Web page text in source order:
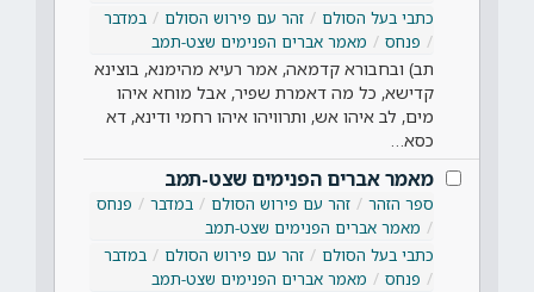
כתבי בעל הסולם
זהר עם פירוש הסולם
במדבר
פנחס
מאמר אברים הפנימים שצט-תמב
תב) ובחבורא קדמאה, אמר רעיא מהימנא, בוצינא
קדישא, כל מה דאמרת שפיר, אבל מוחא איהו
מים, לב איהו אש, ותרוויהו איהו רחמי ודינא, דא
כסא…
מאמר אברים הפנימים שצט-תמב
ספר הזהר זהר עם פירוש הסולם במדבר
פנחס
מאמר אברים הפנימים שצט-תמב
כתבי בעל הסולם
זהר עם פירוש הסולם
במדבר
פנחס
מאמר אברים הפנימים שצט-תמב